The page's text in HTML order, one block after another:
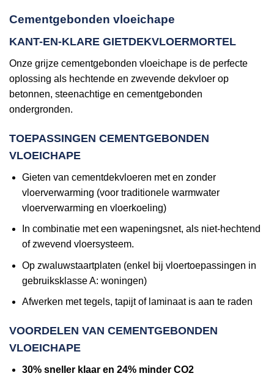
Cementgebonden vloeichape
KANT-EN-KLARE GIETDEKVLOERMORTEL
Onze grijze cementgebonden vloeichape is de perfecte
oplossing als hechtende en zwevende dekvloer op
betonnen, steenachtige en cementgebonden
ondergronden.
TOEPASSINGEN CEMENTGEBONDEN
VLOEICHAPE
Gieten van cementdekvloeren met en zonder
vloerverwarming (voor traditionele warmwater
vloerverwarming en vloerkoeling)
In combinatie met een wapeningsnet, als niet-hechtend
of zwevend vloersysteem.
Op zwaluwstaartplaten (enkel bij vloertoepassingen in
gebruiksklasse A: woningen)
Afwerken met tegels, tapijt of laminaat is aan te raden
VOORDELEN VAN CEMENTGEBONDEN
VLOEICHAPE
30% sneller klaar en 24% minder CO2